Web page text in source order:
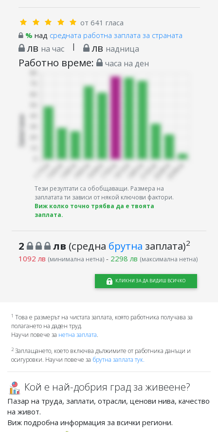
от 641 гласа
% над средната работна заплата за страната
лв на час | лв надница
Работно време: часа на ден
Тези резултати са обобщаващи. Размера на
заплатата ти зависи от някой ключови фактори.
Виж колко точно трябва да е твоята
заплата.
2 лв (средна брутна заплата)2
1092 лв (минимална нетна)- 2298 лв (максимална нетна)
КЛИКНИ ЗА ДА ВИДИШ ВСИЧКО
1 Това е размерът на чистата заплата, която работника получава за
полагането на даден труд.
Научи повече за нетна заплата.
2Заплащането, което включва дължимите от работника данъци и
осигуровки. Научи повече за брутна заплата тук.
Кой е най-добрия град за живеене?
Пазар на труда, заплати, отрасли, ценови нива, качество
на живот.
Виж подробна информация за всички региони.